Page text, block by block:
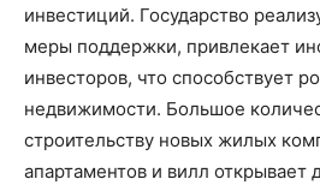
инвестиций. Государство
меры поддержки, привлекает
инвесторов, что способствует
недвижимости. Большое
строительству новых жилых
апартаментов и вилл открывает